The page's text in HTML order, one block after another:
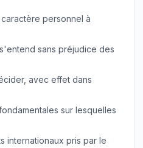
personnel à
sans préjudice des
avec effet dans
sur lesquelles
internationaux pris par le